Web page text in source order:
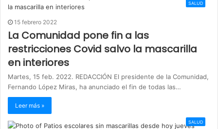
SALUD
15 febrero 2022
La Comunidad pone fin a las
restricciones Covid salvo la mascarilla
en interiores
Martes, 15 feb. 2022. REDACCIÓN El presidente de la Comunidad,
Fernando López Miras, ha anunciado el fin de todas las…
Leer más »
SALUD